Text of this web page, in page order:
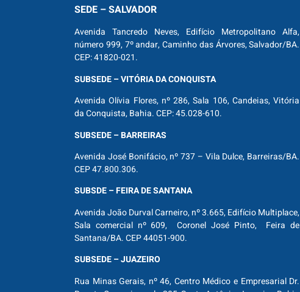
SEDE – SALVADOR
Avenida Tancredo Neves, Edifício Metropolitano Alfa,
número 999, 7º andar, Caminho das Árvores, Salvador/BA.
CEP: 41820-021.
SUBSEDE – VITÓRIA DA CONQUISTA
Avenida Olívia Flores, nº 286, Sala 106, Candeias, Vitória
da Conquista, Bahia. CEP: 45.028-610.
SUBSEDE – BARREIRAS
Avenida José Bonifácio, nº 737 – Vila Dulce, Barreiras/BA.
CEP 47.800.306.
SUBSDE – FEIRA DE SANTANA
Avenida João Durval Carneiro, nº 3.665, Edifício Multiplace,
Sala comercial nº 609, Coronel José Pinto, Feira de
Santana/BA. CEP 44051-900.
SUBSEDE – JUAZEIRO
Rua Minas Gerais, nº 46, Centro Médico e Empresarial Dr.